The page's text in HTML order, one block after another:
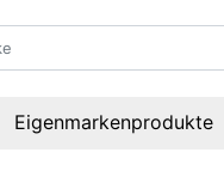
Eigenmarkenprodukte